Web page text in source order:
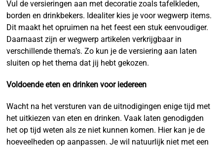
Vul de versieringen aan met decoratie zoals tafelkleden,
borden en drinkbekers. Idealiter kies je voor wegwerp items.
Dit maakt het opruimen na het feest een stuk eenvoudiger.
Daarnaast zijn er wegwerp artikelen verkrijgbaar in
verschillende thema’s. Zo kun je de versiering aan laten
sluiten op het thema dat jij hebt gekozen.
Voldoende eten en drinken voor iedereen
Wacht na het versturen van de uitnodigingen enige tijd met
het uitkiezen van eten en drinken. Vaak laten genodigden
het op tijd weten als ze niet kunnen komen. Hier kan je de
hoeveelheden op aanpassen. Je wil natuurlijk niet met een